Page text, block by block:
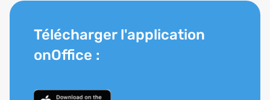
Télécharger l'application
onOffice :